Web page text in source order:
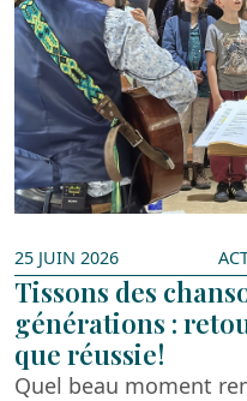
25 JUIN 2026
Tissons des
générations :
que réussie!
Quel beau moment